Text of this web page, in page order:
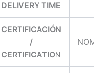
DELIVERY TIME
CERTIFICACIÓN
/
CERTIFICATION